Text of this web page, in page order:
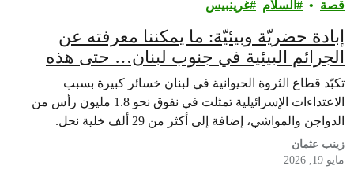
قصة السلام غرينبيس‎
إبادة حضريّة وبيئيّة: ما يمكننا معرفته عن
الجرائم البيئية في جنوب لبنان… حتى هذه
الساعة
تكبّد قطاع الثروة الحيوانية في لبنان خسائر كبيرة بسبب
الاعتداءات الإسرائيلية تمثلت في نفوق نحو 1.8 مليون رأس من
الدواجن والمواشي، إضافة إلى أكثر من 29 ألف خلية نحل.
زينب عثمان
مايو 19, 2026